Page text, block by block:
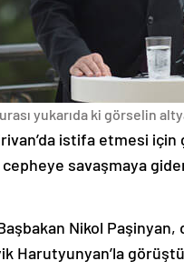
yukarıda ki görselin
istifa etmesi
savaşmaya
Nikol Paşinyan,
Harutyunyan’la